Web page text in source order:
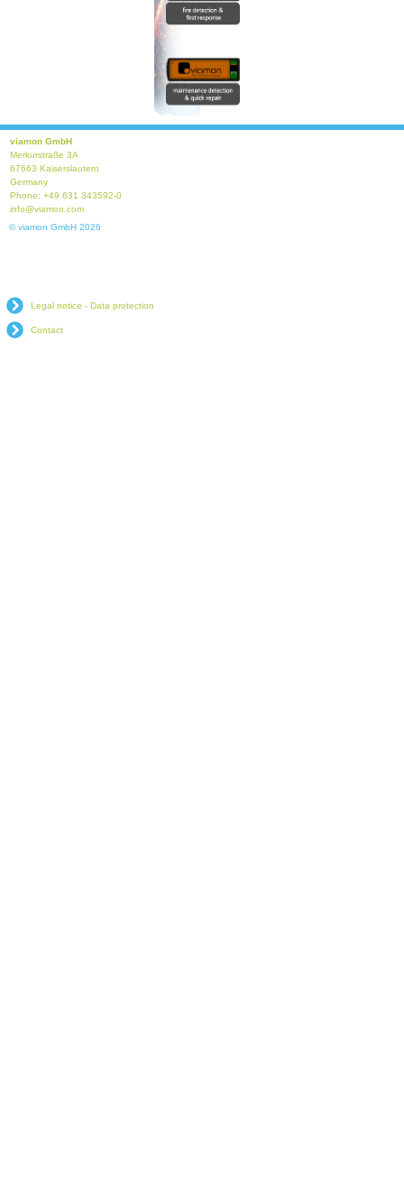
viamon GmbH
Merkurstraße 3A
67663 Kaiserslautern
Germany
Phone: +49 631 343592-0
info@viamon.com
© viamon GmbH 2026
Legal notice - Data protection
Contact